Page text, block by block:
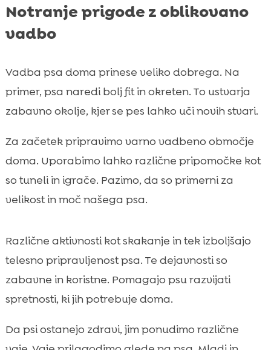
Notranje prigode z oblikovano
vadbo
Vadba psa doma prinese veliko dobrega. Na
primer, psa naredi bolj fit in okreten. To ustvarja
zabavno okolje, kjer se pes lahko uči novih stvari.
Za začetek pripravimo varno vadbeno območje
doma. Uporabimo lahko različne pripomočke kot
so tuneli in igrače. Pazimo, da so primerni za
velikost in moč našega psa.
Različne aktivnosti kot skakanje in tek izboljšajo
telesno pripravljenost psa. Te dejavnosti so
zabavne in koristne. Pomagajo psu razvijati
spretnosti, ki jih potrebuje doma.
Da psi ostanejo zdravi, jim ponudimo različne